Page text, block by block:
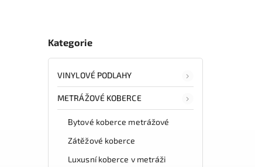
Kategorie
VINYLOVÉ PODLAHY
METRÁŽOVÉ KOBERCE
Bytové koberce metrážové
Zátěžové koberce
Luxusní koberce v metráži